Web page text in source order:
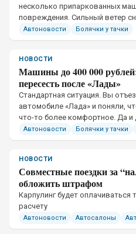
несколько припаркованных
повреждения. Сильный ветер
отчего тот упал на автомобили.
Автоновости Болячки у тачки
НОВОСТИ
Машины до 400 000
пересесть после «Лады»
​Стандартная ситуация. Вы
автомобиле «Лада» и поняли,
что-то более комфортное. Да и
этом материале мы разберем
Автоновости Болячки у тачки
НОВОСТИ
Совместные поездки за
обложить штрафом
​Карпулинг будет оплачиваться
расчету
Автоновости Автосалоны